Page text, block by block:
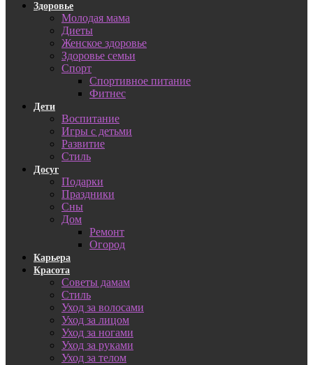
Здоровье
Молодая мама
Диеты
Женское здоровье
Здоровье семьи
Спорт
Спортивное питание
Фитнес
Дети
Воспитание
Игры с детьми
Развитие
Стиль
Досуг
Подарки
Праздники
Сны
Дом
Ремонт
Огород
Карьера
Красота
Советы дамам
Стиль
Уход за волосами
Уход за лицом
Уход за ногами
Уход за руками
Уход за телом